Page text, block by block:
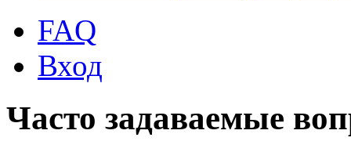
FAQ
Вход
Часто задаваемые